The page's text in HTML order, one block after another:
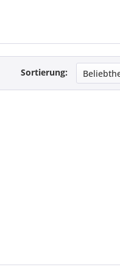
Sortierung: